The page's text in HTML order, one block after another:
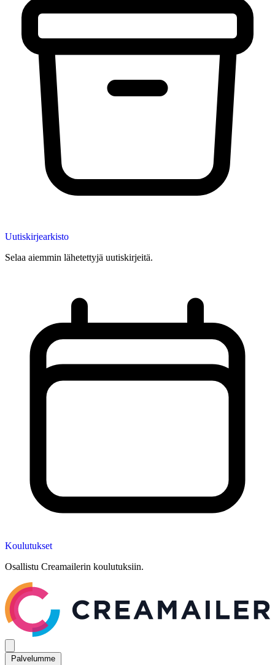
Uutiskirjearkisto
Selaa aiemmin lähetettyjä uutiskirjeitä.
Koulutukset
Osallistu Creamailerin koulutuksiin.
Palvelumme